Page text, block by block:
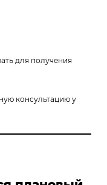
для получения
консультацию у